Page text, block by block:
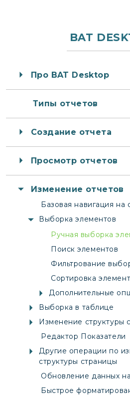
BAT
Про BAT Desktop
Типы отчетов
Создание отчета
Просмотр отчетов
Изменение отчетов
Базовая навигация на
Выборка элементов
Ручная выборка
Поиск элементов
Фильтрование
Сортировка
Дополнительные
Выборка в таблице
Изменение структуры
Редактор Показатели
Другие операции по
структуры страницы
Обновление данных
Быстрое